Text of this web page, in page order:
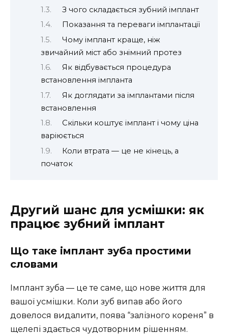
З чого складається зубний імплант
Показання та переваги імплантації
Чому імплант краще, ніж
звичайний міст або знімний протез
Як відбувається процедура
встановлення імпланта
Як доглядати за імплантами після
встановлення
Скільки коштує імплант і чому ціна
варіюється
Коли втрата — це не кінець, а
початок
Другий шанс для усмішки: як
працює зубний імплант
Що таке імплант зуба простими
словами
Імплант зуба — це те саме, що нове життя для
вашої усмішки. Коли зуб випав або його
довелося видалити, поява “залізного кореня” в
щелепі здається чудотворним рішенням.